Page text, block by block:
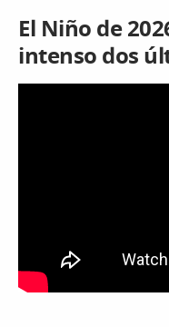
El Niño de
intenso dos